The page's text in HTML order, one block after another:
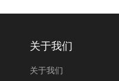
关于我们
关于我们